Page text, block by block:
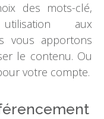
des mots-clé,
aux
vous apportons
le contenu. Ou
votre compte.